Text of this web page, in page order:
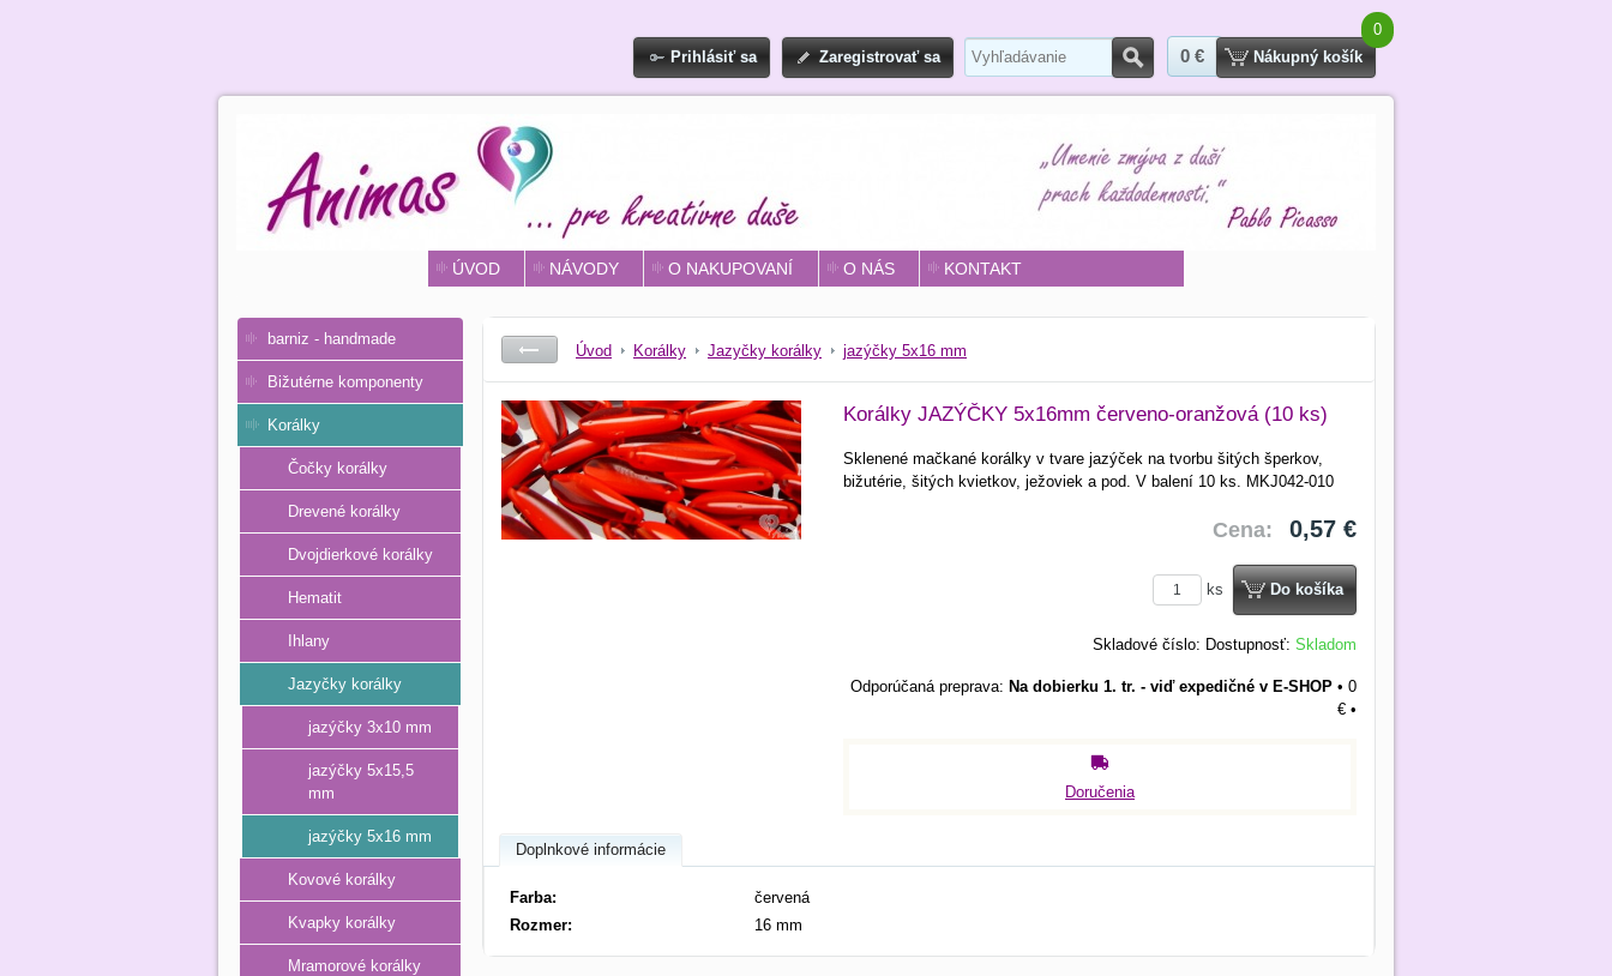
Prihlásiť sa Zaregistrovať sa Hľadať
0 €
0
Nákupný košík
ÚVOD NÁVODY O NAKUPOVANÍ O NÁS KONTAKT
Úvod Korálky Jazyčky korálky jazýčky 5x16 mm
Korálky JAZÝČKY 5x16mm červeno-oranžová (10 ks)
Sklenené mačkané korálky v tvare jazýček na tvorbu šitých šperkov,
bižutérie, šitých kvietkov, ježoviek a pod. V balení 10 ks. MKJ042-010
Cena: 0,57 €
ks Do košíka
Skladové číslo: Dostupnosť: Skladom
Na dobierku 1. tr. - viď expedičné v E-SHOP • 0
€ •
Doručenia
Doplnkové informácie
Farba:
červená
Rozmer:
16 mm
barniz - handmade
Bižutérne komponenty
Korálky
Čočky korálky
Drevené korálky
Dvojdierkové korálky
Hematit
Ihlany
Jazyčky korálky
jazýčky 3x10 mm
jazýčky 5x15,5
mm
jazýčky 5x16 mm
Kovové korálky
Kvapky korálky
Mramorové korálky